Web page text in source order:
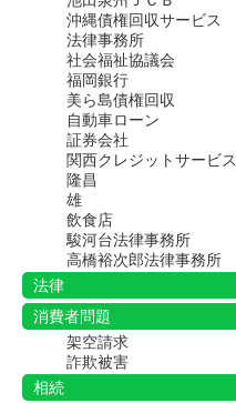
沖縄債権回収サービス
法律事務所
社会福祉協議会
福岡銀行
美ら島債権回収
自動車ローン
証券会社
関西クレジットサービス
隆昌
雄
飲食店
駿河台法律事務所
高橋裕次郎法律事務所
法律
消費者問題
架空請求
詐欺被害
相続